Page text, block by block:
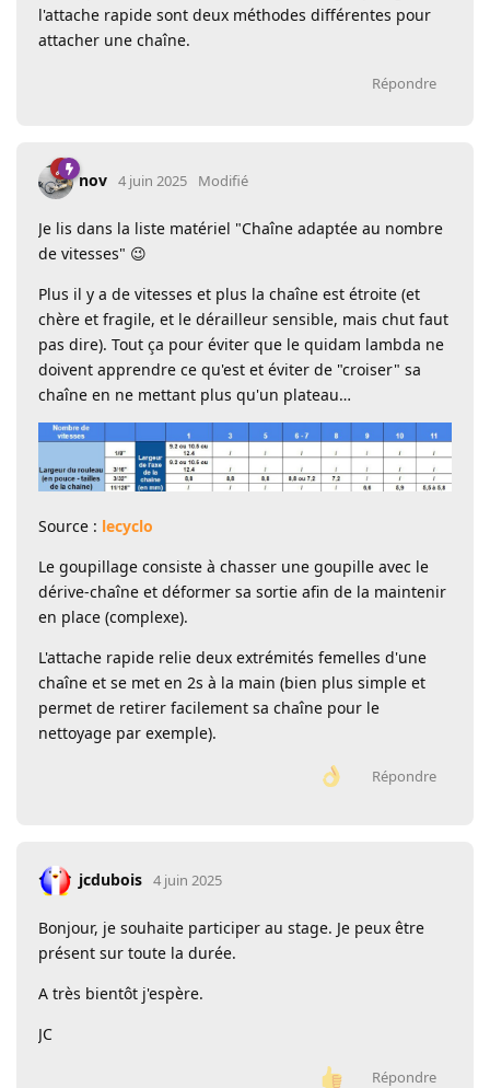
l'attache rapide sont deux méthodes différentes pour
attacher une chaîne.
Répondre
nov 4 juin 2025 Modifié
Je lis dans la liste matériel "Chaîne adaptée au nombre
de vitesses" 😉
Plus il y a de vitesses et plus la chaîne est étroite (et
chère et fragile, et le dérailleur sensible, mais chut faut
pas dire). Tout ça pour éviter que le quidam lambda ne
doivent apprendre ce qu'est et éviter de "croiser" sa
chaîne en ne mettant plus qu'un plateau…
Source : lecyclo
Le goupillage consiste à chasser une goupille avec le
dérive-chaîne et déformer sa sortie afin de la maintenir
en place (complexe).
L'attache rapide relie deux extrémités femelles d'une
chaîne et se met en 2s à la main (bien plus simple et
permet de retirer facilement sa chaîne pour le
nettoyage par exemple).
Répondre
jcdubois 4 juin 2025
Bonjour, je souhaite participer au stage. Je peux être
présent sur toute la durée.
A très bientôt j'espère.
JC
Répondre